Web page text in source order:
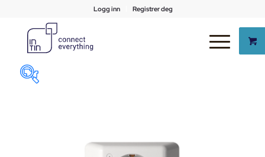
Logg inn Registrer deg